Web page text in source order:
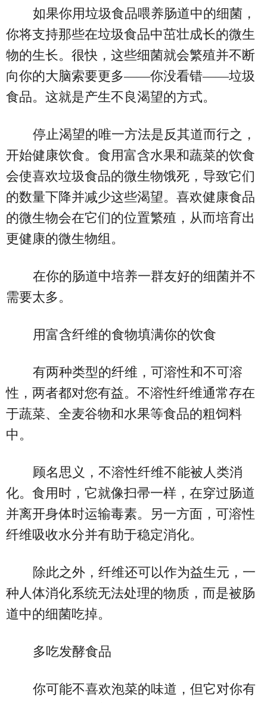
如果你用垃圾食品喂养肠道中的细菌，
你将支持那些在垃圾食品中茁壮成长的微生
物的生长。很快，这些细菌就会繁殖并不断
向你的大脑索要更多——你没看错——垃圾
食品。这就是产生不良渴望的​​方式。
停止渴望的唯一方法是反其道而行之，
开始健康饮食。食用富含水果和蔬菜的饮食
会使喜欢垃圾食品的微生物饿死，导致它们
的数量下降并减少这些渴望。喜欢健康食品
的微生物会在它们的位置繁殖，从而培育出
更健康的微生物组。
在你的肠道中培养一群友好的细菌并不
需要太多。
用富含纤维的食物填满你的饮食
有两种类型的纤维，可溶性和不可溶
性，两者都对您有益。不溶性纤维通常存在
于蔬菜、全麦谷物和水果等食品的粗饲料
中。
顾名思义，不溶性纤维不能被人类消
化。食用时，它就像扫帚一样，在穿过肠道
并离开身体时运输毒素。另一方面，可溶性
纤维吸收水分并有助于稳定消化。
除此之外，纤维还可以作为益生元，一
种人体消化系统无法处理的物质，而是被肠
道中的细菌吃掉。
多吃发酵食品
你可能不喜欢泡菜的味道，但它对你有